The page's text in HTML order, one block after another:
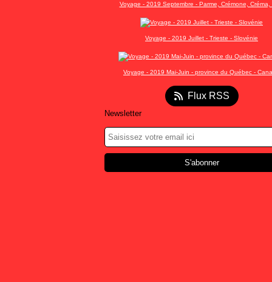
Voyage - 2019 Septembre - Parme, Crémone, Créma,
Voyage - 2019 Juillet - Trieste - Slovénie
Voyage - 2019 Mai-Juin - province du Québec -
Flux RSS
Newsletter